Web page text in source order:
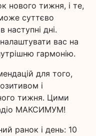
нового тижня, і те,
суттєво
наступні дні.
вас на
гармонію.
для того,
і
тижня. Цими
МАКСИМУМ!
ранок і день: 10